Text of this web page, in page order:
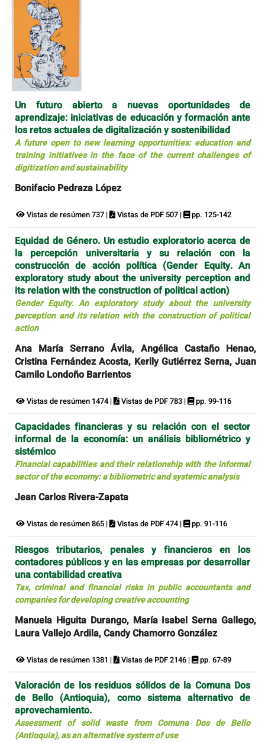
Un futuro abierto a nuevas oportunidades de
aprendizaje: iniciativas de educación y formación ante
los retos actuales de digitalización y sostenibilidad
A future open to new learning opportunities: education and
training initiatives in the face of the current challenges of
digitization and sustainability
Bonifacio Pedraza López
Vistas de resúmen 737 | Vistas de PDF 507 | pp. 125-142
Equidad de Género. Un estudio exploratorio acerca de
la percepción universitaria y su relación con la
construcción de acción política (Gender Equity. An
exploratory study about the university perception and
its relation with the construction of political action)
Gender Equity. An exploratory study about the university
perception and its relation with the construction of political
action
Ana María Serrano Ávila, Angélica Castaño Henao,
Cristina Fernández Acosta, Kerlly Gutiérrez Serna, Juan
Camilo Londoño Barrientos
Vistas de resúmen 1474 | Vistas de PDF 783 | pp. 99-116
Capacidades financieras y su relación con el sector
informal de la economía: un análisis bibliométrico y
sistémico
Financial capabilities and their relationship with the informal
sector of the economy: a bibliometric and systemic analysis
Jean Carlos Rivera-Zapata
Vistas de resúmen 865 | Vistas de PDF 474 | pp. 91-116
Riesgos tributarios, penales y financieros en los
contadores públicos y en las empresas por desarrollar
una contabilidad creativa
Tax, criminal and financial risks in public accountants and
companies for developing creative accounting
Manuela Higuita Durango, María Isabel Serna Gallego,
Laura Vallejo Ardila, Candy Chamorro González
Vistas de resúmen 1381 | Vistas de PDF 2146 | pp. 67-89
Valoración de los residuos sólidos de la Comuna Dos
de Bello (Antioquia), como sistema alternativo de
aprovechamiento.
Assessment of solid waste from Comuna Dos de Bello
(Antioquia), as an alternative system of use